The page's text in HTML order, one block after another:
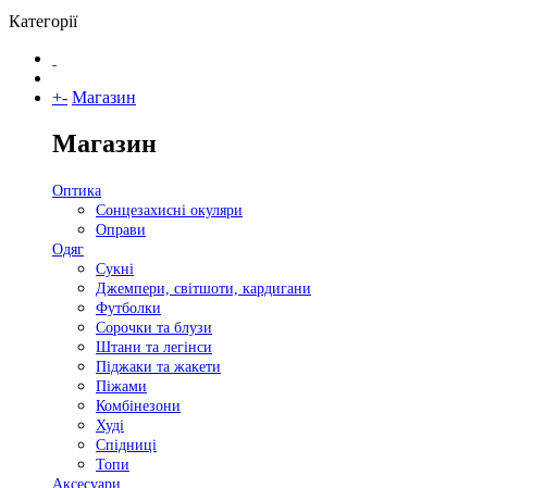
Категорії
+- Магазин
Магазин
Оптика
Сонцезахисні окуляри
Оправи
Одяг
Сукні
Джемпери, світшоти, кардигани
Футболки
Сорочки та блузи
Штани та легінси
Піджаки та жакети
Піжами
Комбінезони
Худі
Спідниці
Топи
Аксесуари